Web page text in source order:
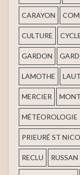
CARAYON
CULTURE
GARDON
LAMOTHE
MERCIER
MÉTÉOROLOGIE
PRIEURÉ ST
RECLU RUSSAN